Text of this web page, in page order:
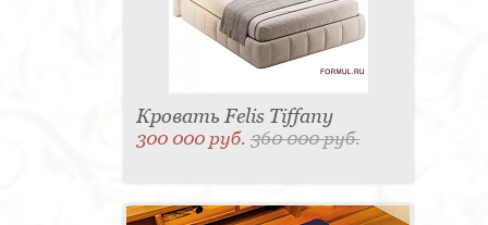
Кровать Felis Tiffany
300 000 руб.360 000 руб.